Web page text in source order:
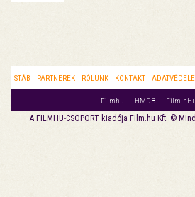
STÁB PARTNEREK RÓLUNK KONTAKT
Filmhu HMDB
A FILMHU-CSOPORT kiadója Film.hu Kft. ©